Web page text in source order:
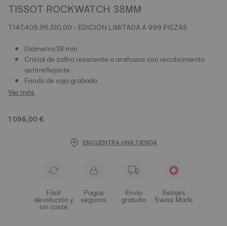
TISSOT ROCKWATCH 38MM
T147.409.96.510.00 - EDICIÓN LIMITADA A 999 PIEZAS
Diámetro:38 mm
Cristal de zafiro resistente a arañazos con recubrimiento
antirreflejante
Fondo de caja grabado
Ver más
1 095,00 €
ENCUENTRA UNA TIENDA
Fácil
devolución y
sin coste
Pagos
seguros
Envío
gratuito
Relojes
Swiss Made